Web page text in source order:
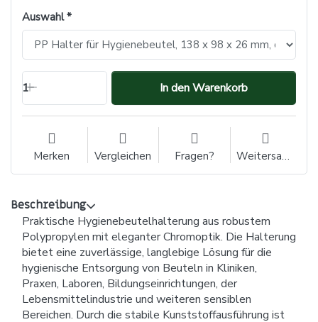
Auswahl
1 In den Warenkorb
Merken Vergleichen Fragen? Weitersagen
Beschreibung
Praktische Hygienebeutelhalterung aus robustem
Polypropylen mit eleganter Chromoptik. Die Halterung
bietet eine zuverlässige, langlebige Lösung für die
hygienische Entsorgung von Beuteln in Kliniken,
Praxen, Laboren, Bildungseinrichtungen, der
Lebensmittelindustrie und weiteren sensiblen
Bereichen. Durch die stabile Kunststoffausführung ist